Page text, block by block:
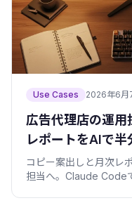
Use Cases 2026年6月
広告代理店の運用
レポートをAIで
コピー案出しと月次レ
担当へ。Claude Code